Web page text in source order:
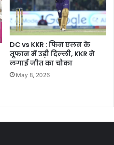
DC vs KKR : फिन एलन के
तूफान में उड़ी दिल्ली, KKR ने
लगाई जीत का चौका
May 8, 2026